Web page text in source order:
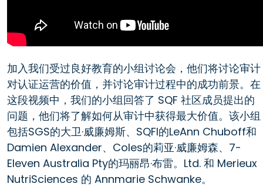
加入我们受过良好教育的小组讨论会，他们将讨论审计
对认证运营的价值，并讨论审计过程中的成功前景。在
这段视频中，我们的小组回答了 SQF 社区成员提出的
问题，他们将了解如何从审计中获得最大价值。该小组
包括SGS的大卫·威廉姆斯、SQFI的LeAnn Chuboff和
Damien Alexander、Coles的莉亚·威廉姆森、7-
Eleven Australia Pty的玛丽昂·布雷。Ltd. 和 Merieux
NutriSciences 的 Annmarie Schwanke。